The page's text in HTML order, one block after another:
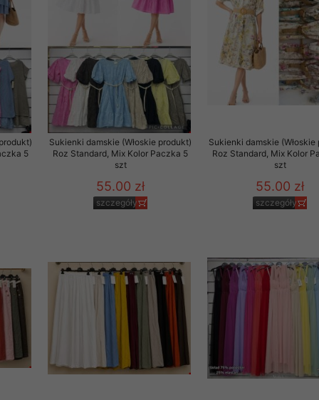
5
Sukienki damskie (Włoskie produkt)
Roz Standard, Mix Kolor Paczka 5
szt
55.00 zł
szczegóły
Sukienki damskie (Włoskie
Roz Standard, Mix Kolor
szt
55.00 zł
szczegóły
na komputerze
zgodę. Dotyczy to w
przez nas linka
i nowościach w
danych